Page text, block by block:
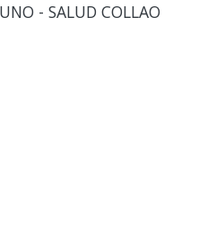
- SALUD COLLAO